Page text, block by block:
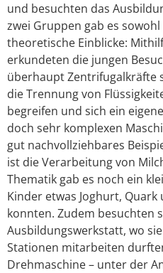
und besuchten das
zwei Gruppen gab es
theoretische Einblicke:
erkundeten die jungen
überhaupt Zentrifugalkräfte
die Trennung von
begreifen und sich ein
doch sehr komplexen
gut nachvollziehbares
ist die Verarbeitung von
Thematik gab es noch ein
Kinder etwas Joghurt,
konnten. Zudem besuchten
Ausbildungswerkstatt, wo
Stationen mitarbeiten
Drehmaschine – unter der